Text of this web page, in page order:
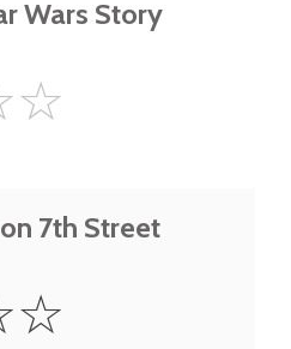
Wars Story
☆
7th Street
☆